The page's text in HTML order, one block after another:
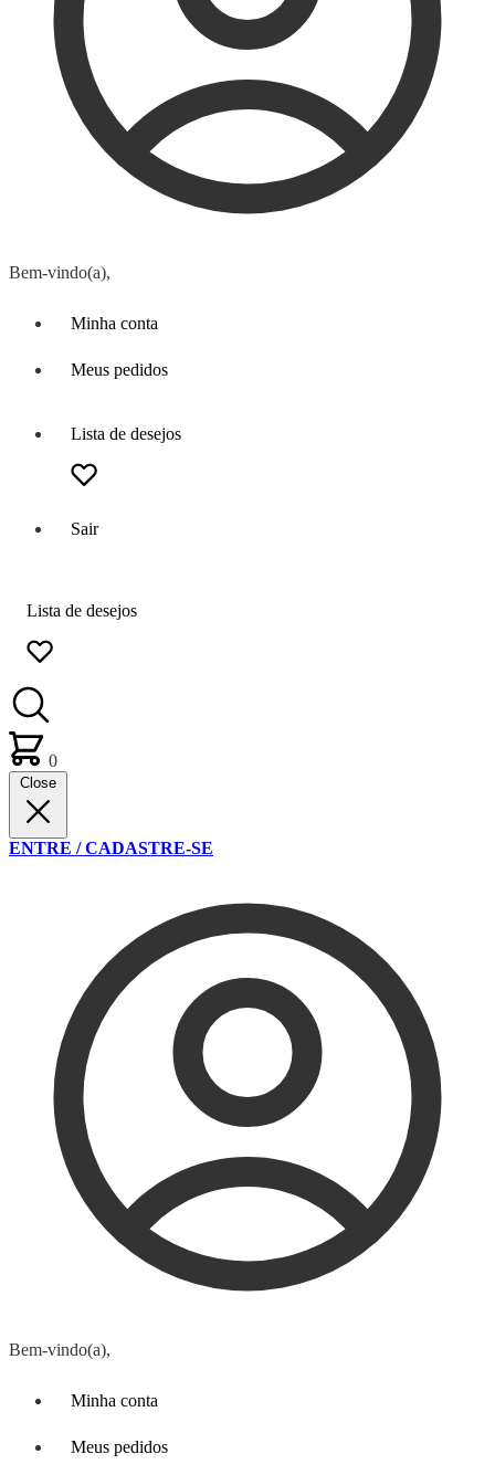
Bem-vindo(a),
Minha conta
Meus pedidos
Lista de desejos
Sair
Lista de desejos
0
Close
ENTRE / CADASTRE-SE
Bem-vindo(a),
Minha conta
Meus pedidos